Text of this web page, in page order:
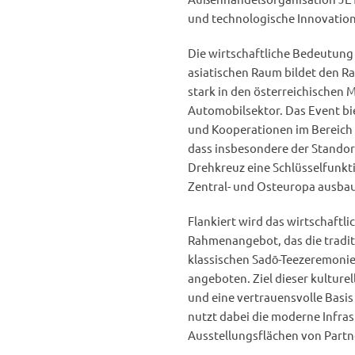
und technologische
Die wirtschaftliche
asiatischen Raum bildet den
stark in den österreichischen
Automobilsektor. Das Event
und Kooperationen im
dass insbesondere der
Drehkreuz eine
Zentral- und Osteuropa
Flankiert wird das
Rahmenangebot, das die
klassischen Sadō-
angeboten. Ziel dieser
und eine vertrauensvolle
nutzt dabei die moderne
Ausstellungsflächen von